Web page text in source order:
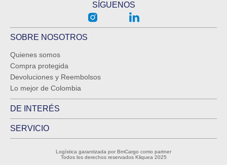
SÍGUENOS
SOBRE NOSOTROS
Quienes somos
Compra protegida
Devoluciones y Reembolsos
Lo mejor de Colombia
DE INTERÉS
SERVICIO
Logística garantizada por BmCargo como partner
Todos los derechos reservados Kliquea 2025